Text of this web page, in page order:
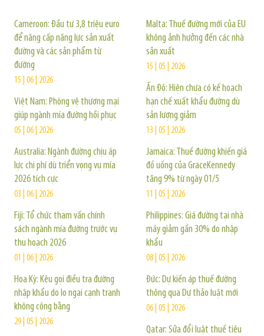
Cameroon: Đầu tư 3,8 triệu euro
để nâng cấp năng lực sản xuất
đường và các sản phẩm từ
đường
15 | 06 | 2026
Việt Nam: Phòng vệ thương mại
giúp ngành mía đường hồi phục
05 | 06 | 2026
Australia: Ngành đường chịu áp
lực chi phí dù triển vọng vụ mía
2026 tích cực
03 | 06 | 2026
Fiji: Tổ chức tham vấn chính
sách ngành mía đường trước vụ
thu hoạch 2026
01 | 06 | 2026
Hoa Kỳ: Kêu gọi điều tra đường
nhập khẩu do lo ngại cạnh tranh
không công bằng
29 | 05 | 2026
Malta: Thuế đường mới của EU
không ảnh hưởng đến các nhà
sản xuất
15 | 05 | 2026
Ấn Độ: Hiện chưa có kế hoạch
hạn chế xuất khẩu đường dù
sản lượng giảm
13 | 05 | 2026
Jamaica: Thuế đường khiến giá
đồ uống của GraceKennedy
tăng 9% từ ngày 01/5
11 | 05 | 2026
Philippines: Giá đường tại nhà
máy giảm gần 30% do nhập
khẩu
08 | 05 | 2026
Đức: Dự kiến áp thuế đường
thông qua Dự thảo luật mới
06 | 05 | 2026
Qatar: Sửa đổi luật thuế tiêu